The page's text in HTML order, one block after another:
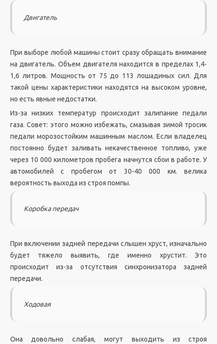
Двигатель
При выборе любой машины стоит сразу обращать внимание
на двигатель. Объем двигателя находится в пределах 1,4-
1,6 литров. Мощность от 75 до 113 лошадиных сил. Для
такой цены характеристики находятся на высоком уровне,
но есть явные недостатки.
Из-за низких температур происходит залипание педали
газа. Совет: этого можно избежать, смазывая зимой тросик
педали морозостойким машинным маслом. Если владелец
постоянно будет заливать некачественное топливо, уже
через 10 000 километров пробега начнутся сбои в работе. У
автомобилей с пробегом от 30-40 000 км. велика
вероятность выхода из строя помпы.
Коробка передач
При включении задней передачи слышен хруст, изначально
будет тяжело выявить, где именно хрустит. Это
происходит из-за отсутствия синхронизатора задней
передачи.
Ходовая
Она довольно слабая, могут выходить из строя